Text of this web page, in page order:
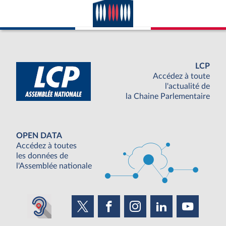
LCP
Accédez à toute
l'actualité de
la Chaine Parlementaire
OPEN DATA
Accédez à toutes
les données de
l'Assemblée nationale